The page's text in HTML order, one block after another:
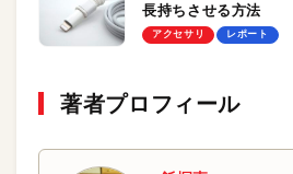
長持ちさせる方法
アクセサリ レポート
著者プロフィール